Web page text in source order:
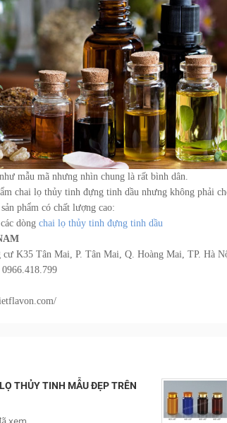
mẫu mã nhưng nhìn chung là rất bình dân.
chai lọ thủy tinh đựng tinh dầu nhưng không phải
phẩm có chất lượng cao:
dòng chai lọ thủy tinh đựng tinh dầu
K35 Tân Mai, P. Tân Mai, Q. Hoàng Mai, TP. Hà
THỦY TINH MẪU ĐẸP TRÊN